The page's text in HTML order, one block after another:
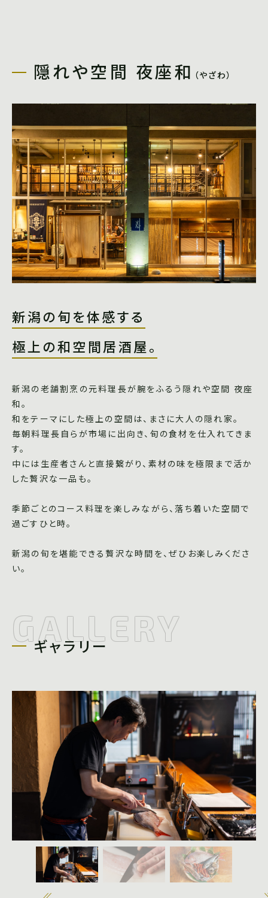
隠れや空間 夜座和 （やざわ）
新潟の旬を体感する
極上の和空間居酒屋。
新潟の老舗割烹の元料理長が腕をふるう隠れや空間 夜座
和。
和をテーマにした極上の空間は、まさに大人の隠れ家。
毎朝料理長自らが市場に出向き、旬の食材を仕入れてきま
す。
中には生産者さんと直接繋がり、素材の味を極限まで活か
した贅沢な一品も。
季節ごとのコース料理を楽しみながら、落ち着いた空間で
過ごすひと時。
新潟の旬を堪能できる贅沢な時間を、ぜひお楽しみくださ
い。
GALLERY
ギャラリー